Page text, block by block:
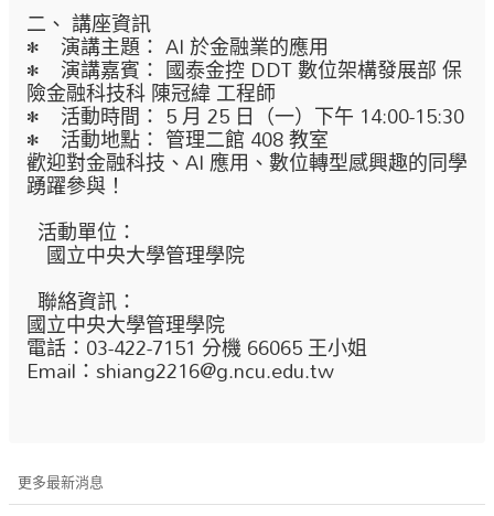
二、 講座資訊
• 演講主題： AI 於金融業的應用
• 演講嘉賓： 國泰金控 DDT 數位架構發展部 保
險金融科技科 陳冠緯 工程師
• 活動時間： 5 月 25 日（一）下午 14:00-15:30
• 活動地點： 管理二館 408 教室
歡迎對金融科技、AI 應用、數位轉型感興趣的同學
踴躍參與！
活動單位：
國立中央大學管理學院
聯絡資訊：
國立中央大學管理學院
電話：03-422-7151 分機 66065 王小姐
Email：shiang2216@g.ncu.edu.tw
更多最新消息